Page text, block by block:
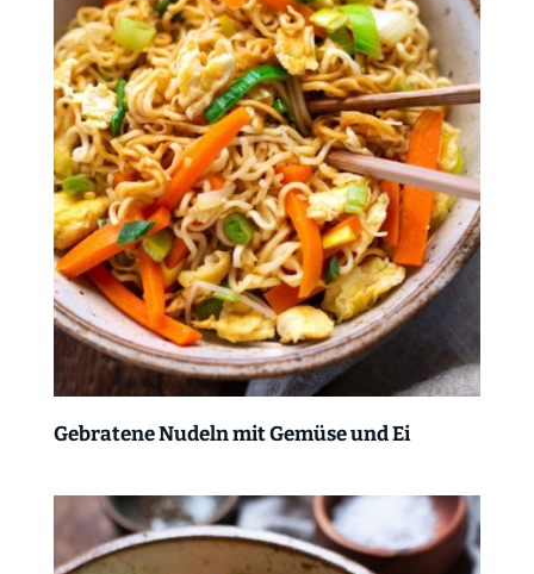
Gebratene Nudeln mit Gemüse und Ei